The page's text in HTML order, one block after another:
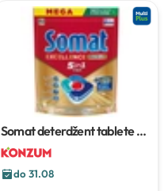
Somat deterdžent tablete42
kom
do 31.08